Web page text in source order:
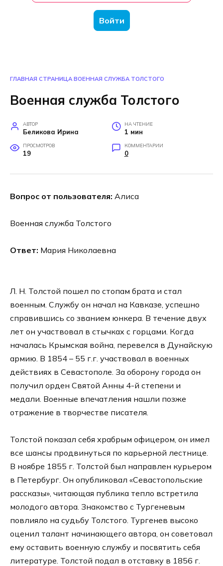
Войти
ГЛАВНАЯ СТРАНИЦА ВОЕННАЯ СЛУЖБА ТОЛСТОГО
Военная служба Толстого
АВТОР
Беликова Ирина
НА ЧТЕНИЕ
1 мин
ПРОСМОТРОВ
19
КОММЕНТАРИИ
0
Вопрос от пользователя: Алиса
Военная служба Толстого
Ответ: Мария Николаевна
Л. Н. Толстой пошел по стопам брата и стал
военным. Службу он начал на Кавказе, успешно
справившись со званием юнкера. В течение двух
лет он участвовал в стычках с горцами. Когда
началась Крымская война, перевелся в Дунайскую
армию. В 1854 – 55 г.г. участвовал в военных
действиях в Севастополе. За оборону города он
получил орден Святой Анны 4-й степени и
медали. Военные впечатления нашли позже
отражение в творчестве писателя.
Толстой показал себя храбрым офицером, он имел
все шансы продвинуться по карьерной лестнице.
В ноябре 1855 г. Толстой был направлен курьером
в Петербург. Он опубликовал «Севастопольские
рассказы», читающая публика тепло встретила
молодого автора. Знакомство с Тургеневым
повлияло на судьбу Толстого. Тургенев высоко
оценил талант начинающего автора, он советовал
ему оставить военную службу и посвятить себя
литературе. Толстой подал в отставку в 1856 г.